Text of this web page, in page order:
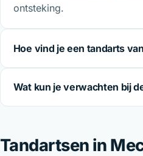
ontsteking.
Hoe vind je een tandarts
Wat kun je verwachten bij
Tandartsen in